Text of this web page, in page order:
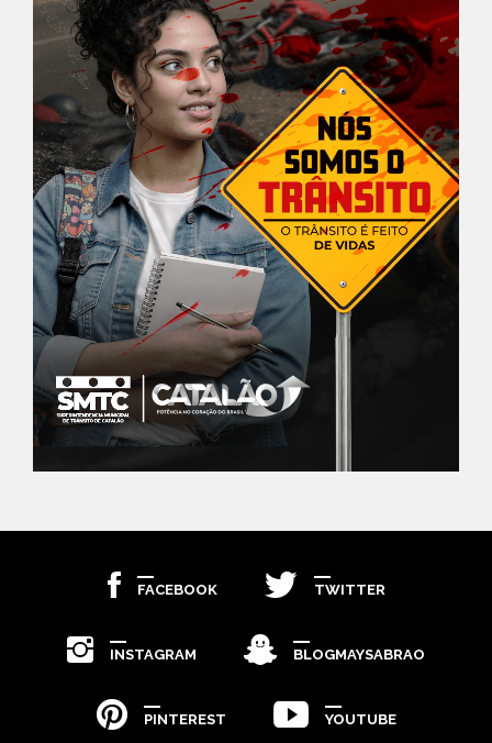
FACEBOOK TWITTER
INSTAGRAM BLOGMAYSABRAO
PINTEREST YOUTUBE